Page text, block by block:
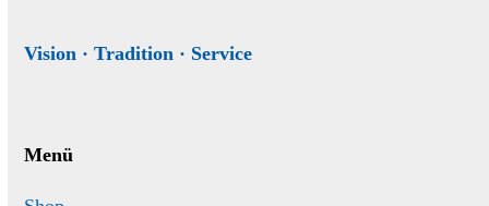
Vision · Tradition · Service
Menü